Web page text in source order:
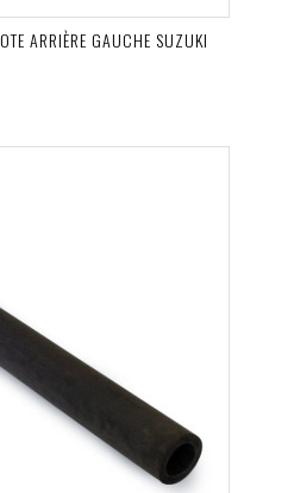
ARRIÈRE GAUCHE SUZUKI